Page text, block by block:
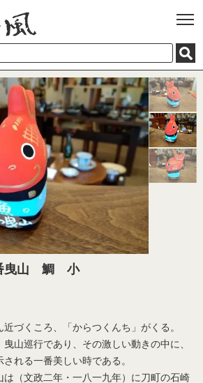
曳山 鯛 小
づくころ、「からつくんち」がくる。
山巡行であり、その激しい動きの中に、
れる一番美しい時である。
は（文政二年・一八一九年）に刀町の石崎